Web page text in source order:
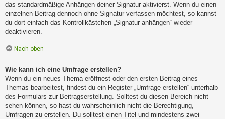
das standardmäßige Anhängen deiner Signatur aktivierst. Wenn du einen
einzelnen Beitrag dennoch ohne Signatur verfassen möchtest, so kannst
du dort einfach das Kontrollkästchen „Signatur anhängen“ wieder
deaktivieren.
Nach oben
Wie kann ich eine Umfrage erstellen?
Wenn du ein neues Thema eröffnest oder den ersten Beitrag eines
Themas bearbeitest, findest du ein Register „Umfrage erstellen“ unterhalb
des Formulars zur Beitragserstellung. Solltest du diesen Bereich nicht
sehen können, so hast du wahrscheinlich nicht die Berechtigung,
Umfragen zu erstellen. Du solltest einen Titel und mindestens zwei